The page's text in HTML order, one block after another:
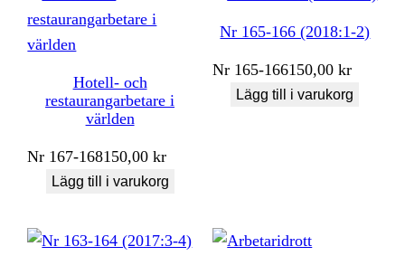
Hotell- och
restaurangarbetare i
världen
Nr 167-168150,00kr
Lägg till i varukorg
Nr 165-166 (2018:1-2)
Nr 165-166150,00kr
Lägg till i varukorg